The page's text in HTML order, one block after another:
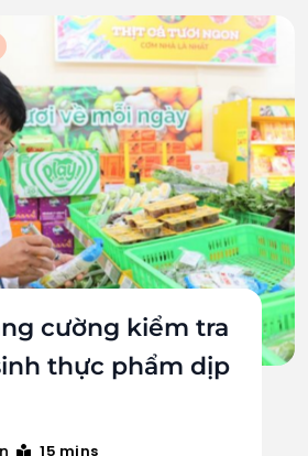
cường kiểm tra
thực phẩm dịp
15 mins